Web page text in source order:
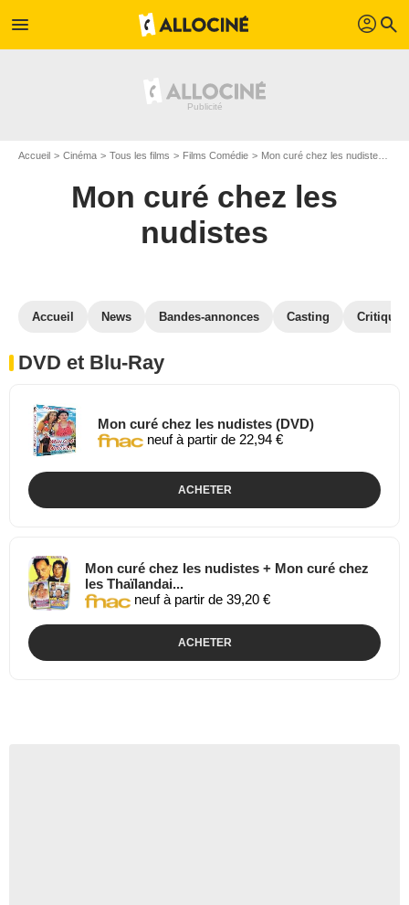
menu profil search
Accueil Cinéma Tous les films Films Comédie Mon curé chez les nudistes
Mon curé chez les
nudistes
Accueil News Bandes-annonces Casting
DVD et Blu-Ray
Mon curé chez les nudistes (DVD)
neuf à partir de 22,94 €
ACHETER
Mon curé chez les nudistes + Mon curé chez
les Thaïlandai...
neuf à partir de 39,20 €
ACHETER